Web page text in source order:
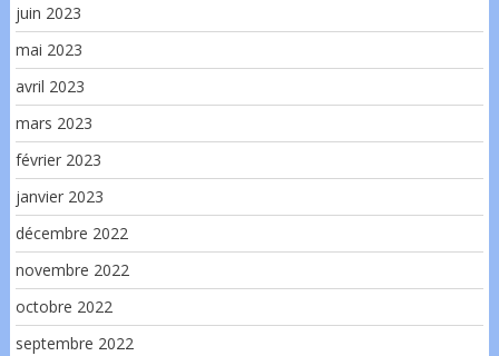
juin 2023
mai 2023
avril 2023
mars 2023
février 2023
janvier 2023
décembre 2022
novembre 2022
octobre 2022
septembre 2022